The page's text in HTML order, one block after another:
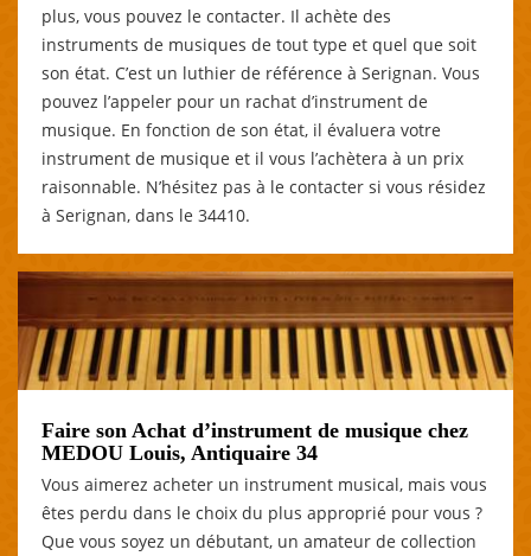
plus, vous pouvez le contacter. Il achète des
instruments de musiques de tout type et quel que soit
son état. C’est un luthier de référence à Serignan. Vous
pouvez l’appeler pour un rachat d’instrument de
musique. En fonction de son état, il évaluera votre
instrument de musique et il vous l’achètera à un prix
raisonnable. N’hésitez pas à le contacter si vous résidez
à Serignan, dans le 34410.
Faire son Achat d’instrument de musique chez
MEDOU Louis, Antiquaire 34
Vous aimerez acheter un instrument musical, mais vous
êtes perdu dans le choix du plus approprié pour vous ?
Que vous soyez un débutant, un amateur de collection